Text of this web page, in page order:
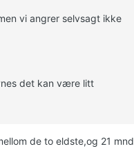
vi angrer selvsagt ikke
det kan være litt
de to eldste,og 21 mnd